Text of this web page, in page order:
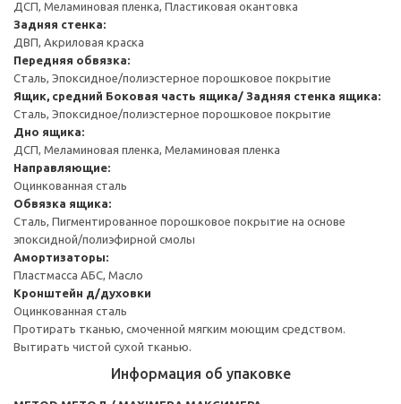
ДСП, Меламиновая пленка, Пластиковая окантовка
Задняя стенка:
ДВП, Акриловая краска
Передняя обвязка:
Сталь, Эпоксидное/полиэстерное порошковое покрытие
Ящик, средний Боковая часть ящика/ Задняя стенка ящика:
Сталь, Эпоксидное/полиэстерное порошковое покрытие
Дно ящика:
ДСП, Меламиновая пленка, Меламиновая пленка
Направляющие:
Оцинкованная сталь
Обвязка ящика:
Сталь, Пигментированное порошковое покрытие на основе
эпоксидной/полиэфирной смолы
Амортизаторы:
Пластмасса АБС, Масло
Кронштейн д/духовки
Оцинкованная сталь
Протирать тканью, смоченной мягким моющим средством.
Вытирать чистой сухой тканью.
Информация об упаковке